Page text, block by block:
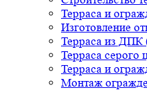
Терраса и
Изготовление
Терраса из ДПК
Терраса серого
Терраса и
Монтаж